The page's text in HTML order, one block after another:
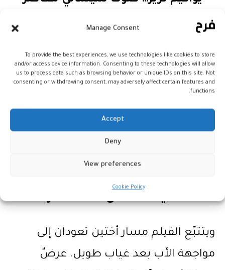
Manage Consent
To provide the best experiences, we use technologies like cookies to store
and/or access device information. Consenting to these technologies will allow
us to process data such as browsing behavior or unique IDs on this site. Not
consenting or withdrawing consent, may adversely affect certain features and
functions.
Accept
Deny
View preferences
Cookie Policy
ويواصل ترير، الذي راكم مسارًا متماسكًا
منذ Reprise مرورًا بـOslo وصولًا إلى Julie
en 12 chapitres، الاشتغال على
مقدّمًا سينما تنصت إلى الصمت بقدر ما
تحتفي بالكلام، وتكتب بالعاطفة قبل
حكاية عائلة على حافة الذاكرة
ويتتبّع الفيلم مسار أختين تعودان إلى
مواجهة الأب بعد غياب طويل. عرضٌ